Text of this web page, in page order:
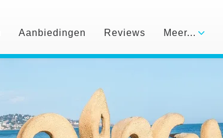
Aanbiedingen Reviews Meer...